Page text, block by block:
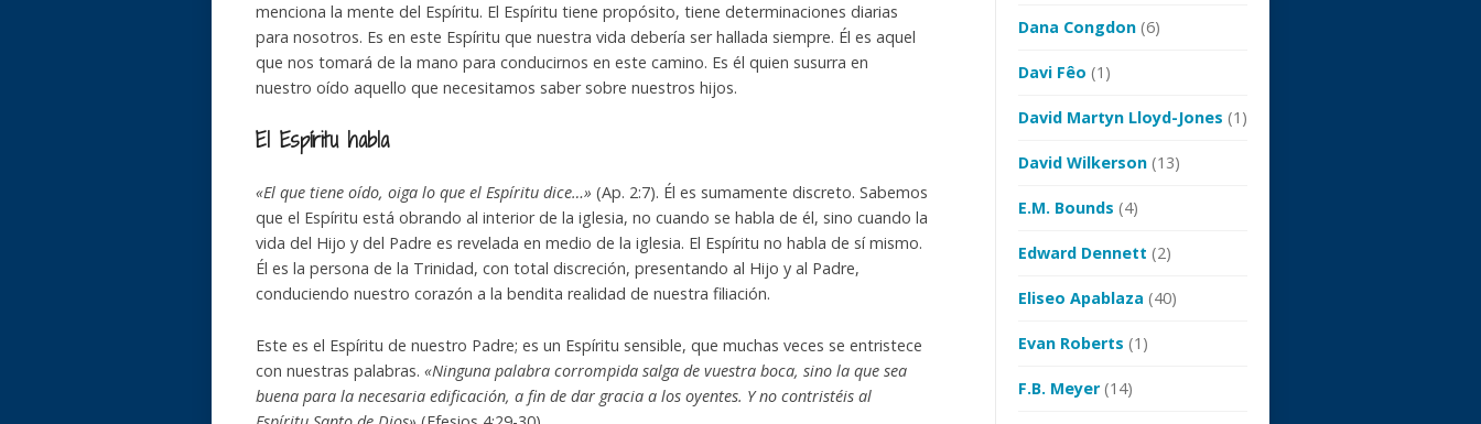
menciona la mente del Espíritu. El Espíritu tiene propósito, tiene determinaciones diarias
para nosotros. Es en este Espíritu que nuestra vida debería ser hallada siempre. Él es aquel
que nos tomará de la mano para conducirnos en este camino. Es él quien susurra en
nuestro oído aquello que necesitamos saber sobre nuestros hijos.
El Espíritu habla
«El que tiene oído, oiga lo que el Espíritu dice…» (Ap. 2:7). Él es sumamente discreto. Sabemos
que el Espíritu está obrando al interior de la iglesia, no cuando se habla de él, sino cuando la
vida del Hijo y del Padre es revelada en medio de la iglesia. El Espíritu no habla de sí mismo.
Él es la persona de la Trinidad, con total discreción, presentando al Hijo y al Padre,
conduciendo nuestro corazón a la bendita realidad de nuestra filiación.
Este es el Espíritu de nuestro Padre; es un Espíritu sensible, que muchas veces se entristece
con nuestras palabras. «Ninguna palabra corrompida salga de vuestra boca, sino la que sea
buena para la necesaria edificación, a fin de dar gracia a los oyentes. Y no contristéis al
Dana Congdon (6)
Davi Fêo (1)
David Martyn Lloyd-Jones (1)
David Wilkerson (13)
E.M. Bounds (4)
Edward Dennett (2)
Eliseo Apablaza (40)
Evan Roberts (1)
F.B. Meyer(14)